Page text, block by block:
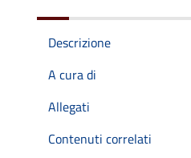
Descrizione
A cura di
Allegati
Contenuti correlati